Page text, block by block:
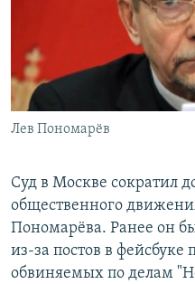
ПОДПИШИТЕСЬ НА
СОЦИАЛЬНЫЕ СЕТИ
Все сайты РСЕ/РС
Лев Пономарёв
Суд в Москве сократил
общественного
Пономарёва. Ранее он
из-за постов в
обвиняемых по делам